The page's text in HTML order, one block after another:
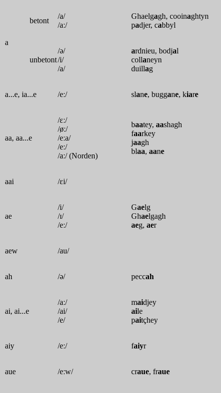
a
betont
/a/
/aː/
Ghaelgagh, cooinaghtyn
padjer, cabbyl
unbetont
/ə/
/i/
/a/
ardnieu, bodjal
collaneyn
duillag
a...e, ia...e /eː/ slane, buggane, kiare
aa, aa...e
/ɛː/
/øː/
/eːa/
/eː/
/aː/ (Norden)
baatey, aashagh
faarkey
jaagh
blaa, aane
aai /ɛi/
ae
/i/
/ɪ/
/eː/
Gaelg
Ghaelgagh
aeg, aer
aew /au/
ah /ə/ peccah
ai, ai...e
/aː/
/ai/
/e/
maidjey
aile
paitçhey
aiy /eː/ faiyr
aue /eːw/ craue, fraue